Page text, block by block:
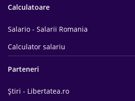
Calculatoare
Salario - Salarii Romania
Calculator salariu
Parteneri
Știri - Libertatea.ro